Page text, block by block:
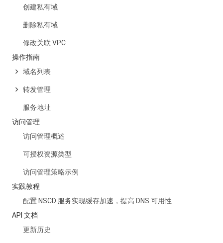
创建私有域
删除私有域
修改关联 VPC
操作指南
域名列表
转发管理
服务地址
访问管理
访问管理概述
可授权资源类型
访问管理策略示例
实践教程
配置 NSCD 服务实现缓存加速，提高 DNS 可用性
API 文档
更新历史